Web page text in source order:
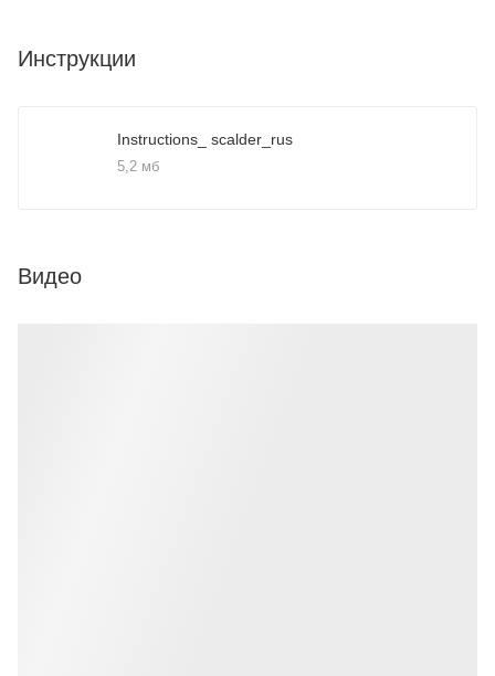
Инструкции
Instructions_ scalder_rus
5,2 мб
Видео